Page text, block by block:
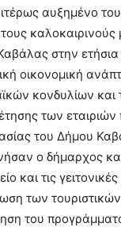
αυξημένο
στην ετήσια
οικονομική
κονδυλίων
των
του Δήμου
ο δήμαρχος
και τις
των
του